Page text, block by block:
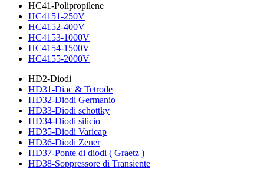
HC41-Polipropilene
HC4151-250V
HC4152-400V
HC4153-1000V
HC4154-1500V
HC4155-2000V
HD2-Diodi
HD31-Diac & Tetrode
HD32-Diodi Germanio
HD33-Diodi schottky
HD34-Diodi silicio
HD35-Diodi Varicap
HD36-Diodi Zener
HD37-Ponte di diodi ( Graetz )
HD38-Soppressore di Transiente